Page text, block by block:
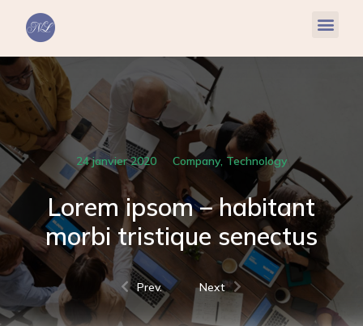
24 janvier 2020 Company, Technology
Lorem ipsom – habitant
morbi tristique senectus
Prev. Next